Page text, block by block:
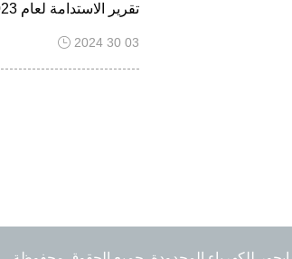
تقرير الاستدامة لعام 2023 والتقرير البيئي والاجتماعي والحوكمة – النسخة الصينية
2024 30 03